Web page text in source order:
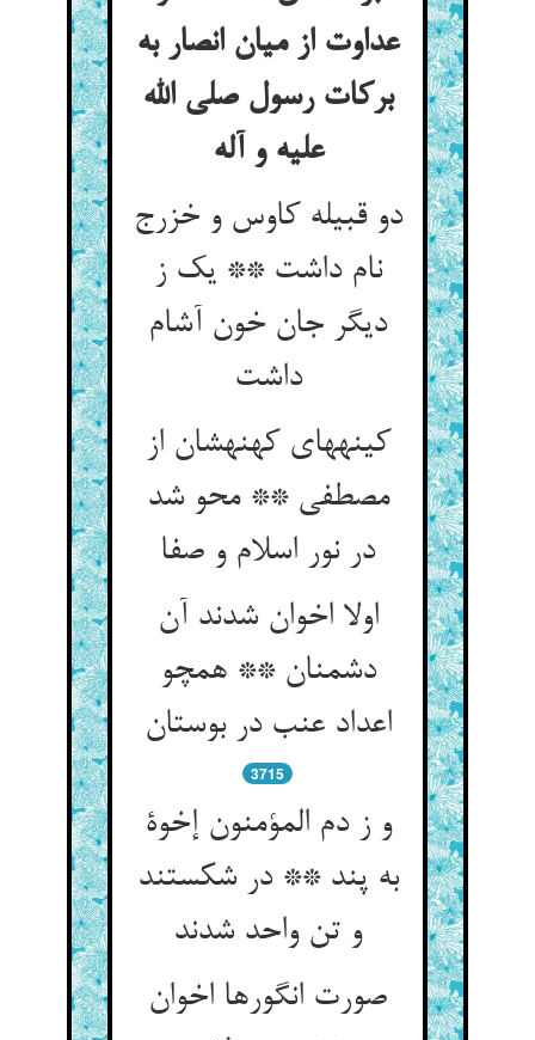
عداوت از میان انصار به
برکات رسول صلی الله
علیه و آله
دو قبیله کاوس و خزرج
نام داشت ** یک ز
دیگر جان خون آشام
داشت‏
کینه‏های کهنه‏شان از
مصطفی ** محو شد
در نور اسلام و صفا
اولا اخوان شدند آن
دشمنان ** همچو
اعداد عنب در بوستان‏
3715
و ز دم المؤمنون إخوة
به پند ** در شکستند
و تن واحد شدند
صورت انگورها اخوان